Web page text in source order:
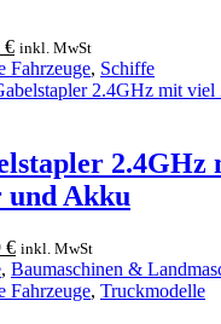
€Aktueller
Preis
ist:
inkl. MwSt
Fahrzeuge, Schiffe
2.4GHz
und Akku
€Aktueller
Preis
ist:
inkl. MwSt
, Baumaschinen &
Fahrzeuge, Truckmodelle